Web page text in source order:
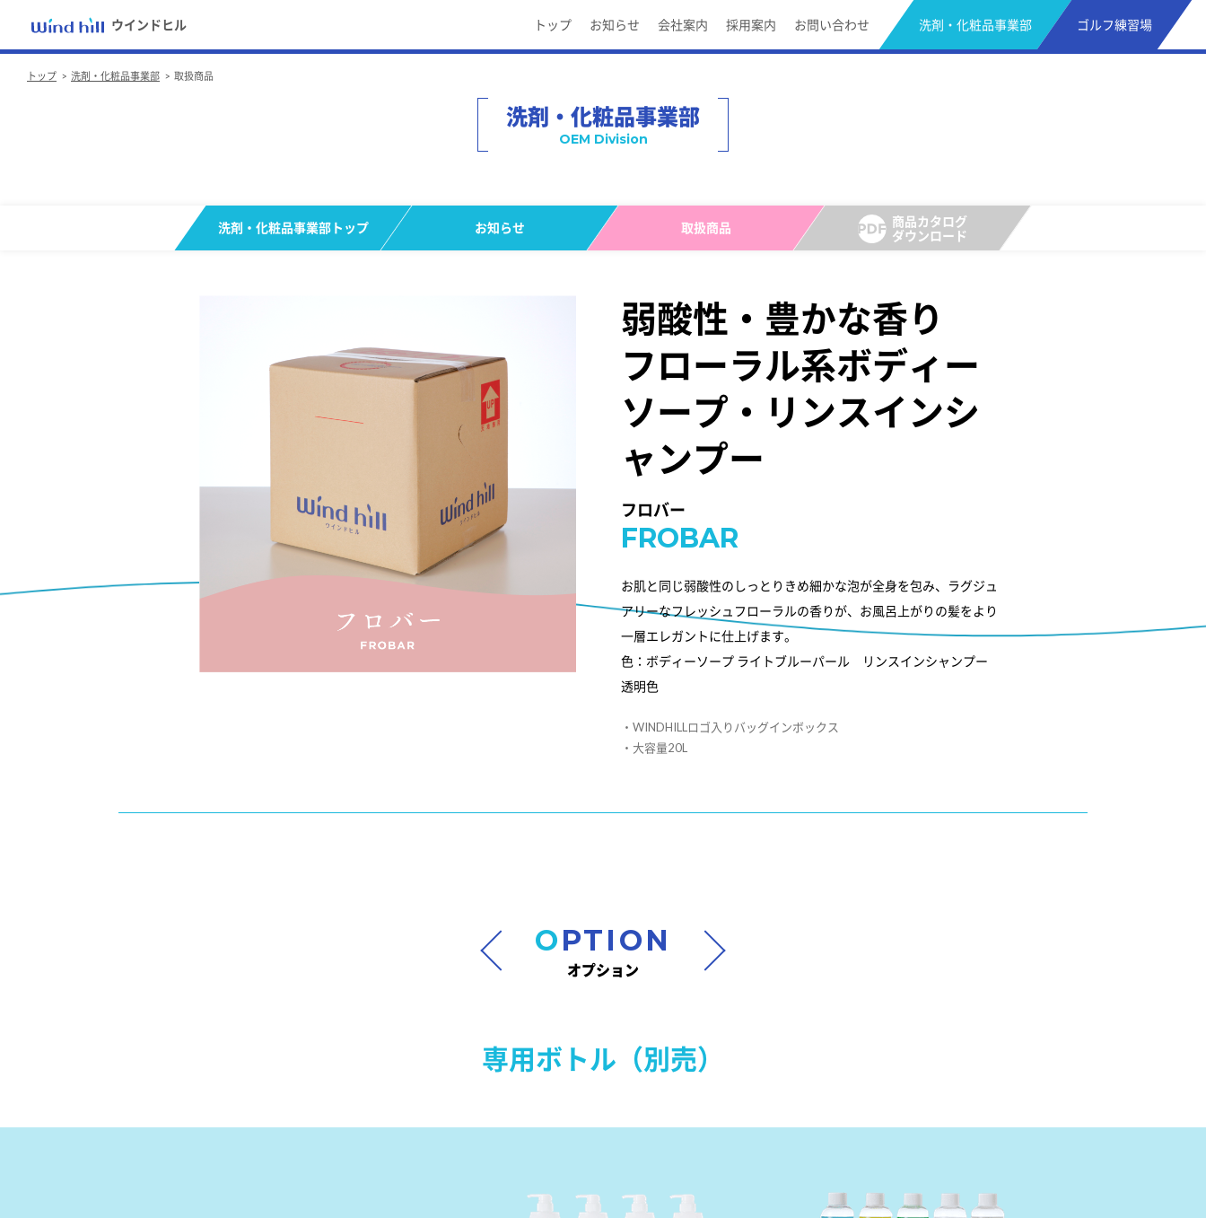
ウインドヒル トップ お知らせ 会社案内 採用案内 お問い合わせ 洗剤・化粧品事業部 ゴルフ練習場
トップ 洗剤・化粧品事業部 取扱商品
洗剤・化粧品事業部
OEM Division
洗剤・化粧品事業部トップ お知らせ 取扱商品
商品カタログ
ダウンロード
弱酸性・豊かな香り
フローラル系ボディー
ソープ・リンスインシ
ャンプー
フロバー
FROBAR
お肌と同じ弱酸性のしっとりきめ細かな泡が全身を包み、ラグジュ
アリーなフレッシュフローラルの香りが、お風呂上がりの髪をより
一層エレガントに仕上げます。
色：ボディーソープ ライトブルーパール リンスインシャンプー
透明色
・WINDHILLロゴ入りバッグインボックス
・大容量20L
OPTION
オプション
専用ボトル（別売）